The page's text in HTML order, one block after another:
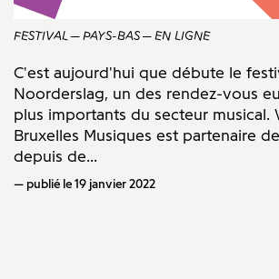
FESTIVAL PAYS-BAS EN LIGNE
C'est aujourd'hui que débute le
Noorderslag, un des rendez-vous
plus importants du secteur musical.
Bruxelles Musiques est partenaire
depuis de...
publié le 19 janvier 2022